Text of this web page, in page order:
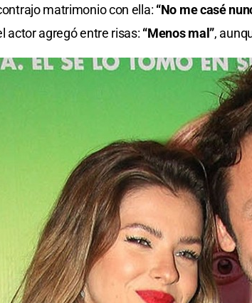
matrimonio con ella: “No me casé
actor agregó entre risas: “Menos mal”,